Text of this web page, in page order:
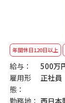
年間休日120日以上
給与：
500万
雇用形
態：
正社員
勤務地： 西日本